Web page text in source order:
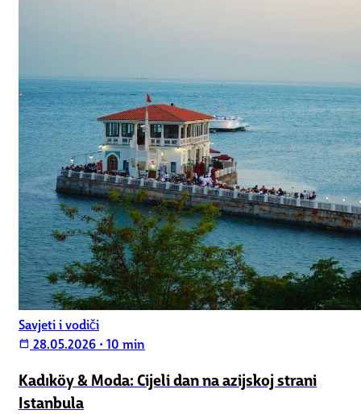
Savjeti i vodiči
calendar_today 28.05.2026 • 10 min
Kadıköy & Moda: Cijeli dan na azijskoj strani
Istanbula